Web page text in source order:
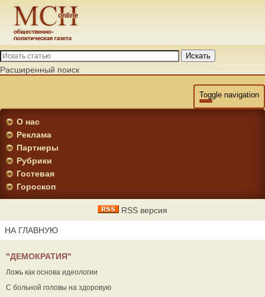
Искать
Расширенный поиск
Toggle navigation
О нас
Реклама
Партнеры
Рубрики
Гостевая
Гороскоп
RSS версия
НА ГЛАВНУЮ
"ДЕМОКРАТИЯ"
Ложь как основа идеологии
С больной головы на здоровую